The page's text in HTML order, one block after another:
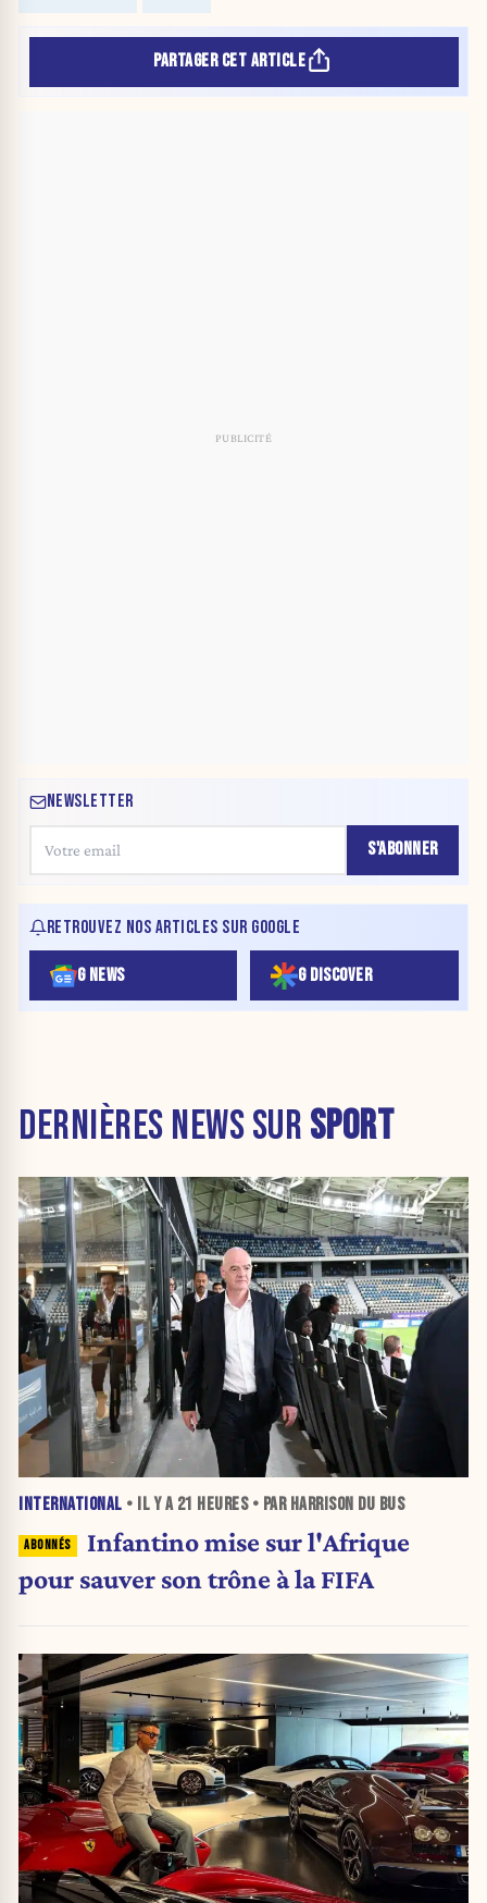
PARTAGER CET ARTICLE
NEWSLETTER
S'ABONNER
RETROUVEZ NOS ARTICLES SUR GOOGLE
G NEWS G DISCOVER
DERNIÈRES NEWS SUR SPORT
INTERNATIONAL • IL Y A 21 HEURES• PAR HARRISON DU BUS
Infantino mise sur l'Afrique
pour sauver son trône à la FIFA